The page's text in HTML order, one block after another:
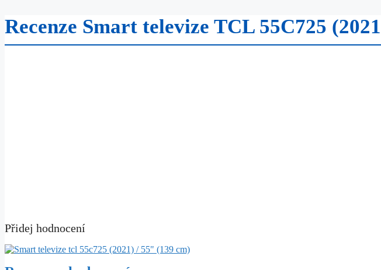
Recenze Smart televize TCL 55C725
Přidej hodnocení